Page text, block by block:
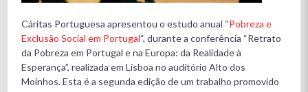
Cáritas Portuguesa apresentou o estudo anual “Pobreza e
Exclusão Social em Portugal“, durante a conferência “Retrato
da Pobreza em Portugal e na Europa: da Realidade à
Esperança”, realizada em Lisboa no auditório Alto dos
Moinhos. Esta é a segunda edição de um trabalho promovido